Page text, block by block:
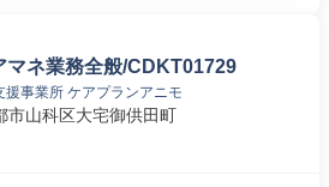
マネ業務全般/CDKT01729
事業所 ケアプランアニモ
市山科区大宅御供田町